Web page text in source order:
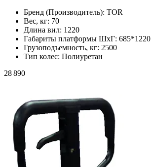
Бренд (Производитель): TOR
Вес, кг: 70
Длина вил: 1220
Габариты платформы ШxГ: 685*1220
Грузоподъемность, кг: 2500
Тип колес: Полиуретан
28 890